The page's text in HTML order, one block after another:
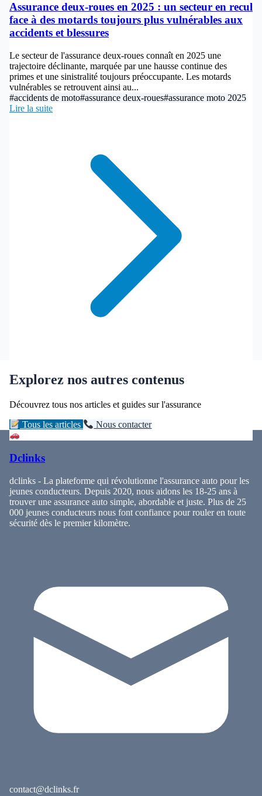
Assurance deux-roues en 2025 : un secteur en recul
face à des motards toujours plus vulnérables aux
accidents et blessures
Le secteur de l'assurance deux-roues connaît en 2025 une
trajectoire déclinante, marquée par une hausse continue des
primes et une sinistralité toujours préoccupante. Les motards
vulnérables se retrouvent ainsi au...
#accidents de moto#assurance deux-roues#assurance moto 2025
Lire la suite
Explorez nos autres contenus
Découvrez tous nos articles et guides sur l'assurance
Tous les articles Nous contacter
Dclinks
dclinks - La plateforme qui révolutionne l'assurance auto pour les
jeunes conducteurs. Depuis 2020, nous aidons les 18-25 ans à
trouver une assurance auto simple, abordable et juste. Plus de 25
000 jeunes conducteurs nous font confiance pour rouler en toute
sécurité dès le premier kilomètre.
contact@dclinks.fr